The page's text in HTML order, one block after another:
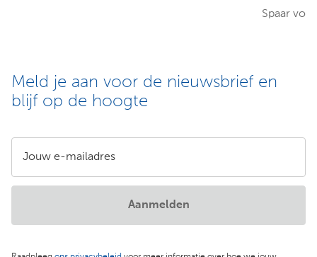
Spaar
Meld je aan voor de nieuwsbrief en
blijf op de hoogte
Jouw e-mailadres
Aanmelden